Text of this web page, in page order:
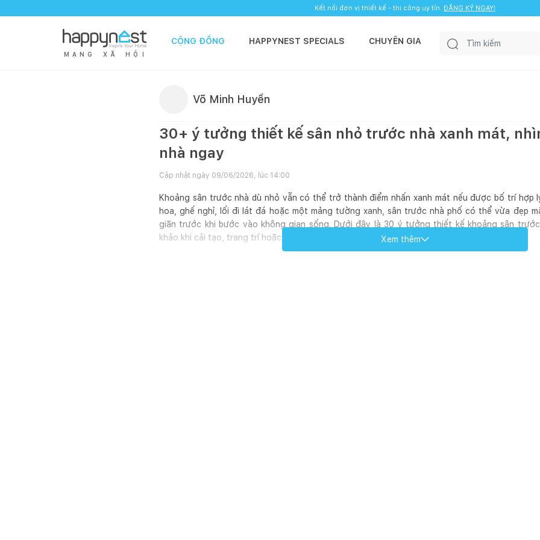
Kết nối đơn vị thiết kế - thi công uy tín. ĐĂNG KÝ NGAY!
M Ạ N G X Ã H Ộ I
CỘNG ĐỒNG HAPPYNEST SPECIALS CHUYÊN GIA
Võ Minh Huyền
30+ ý tưởng thiết kế sân nhỏ trước nhà xanh mát,
nhà ngay
Cập nhật ngày 09/06/2026, lúc 14:00
Khoảng sân trước nhà dù nhỏ vẫn có thể trở thành điểm nhấn xanh mát nếu được bố trí hợp
hoa, ghế nghỉ, lối đi lát đá hoặc một mảng tường xanh, sân trước nhà phố có thể vừa đẹp
giãn trước khi bước vào không gian sống. Dưới đây là 30 ý tưởng thiết kế khoảng sân
khảo khi cải tạo, trang trí hoặc làm mới sân vườn trong năm 2026.
Xem thêm